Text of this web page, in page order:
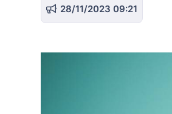
28/11/2023 09:21